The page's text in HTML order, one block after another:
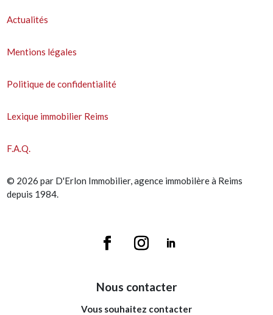
Actualités
Mentions légales
Politique de confidentialité
Lexique immobilier Reims
F.A.Q.
© 2026 par D'Erlon Immobilier, agence immobilère à Reims
depuis 1984.
Nous contacter
Vous souhaitez contacter